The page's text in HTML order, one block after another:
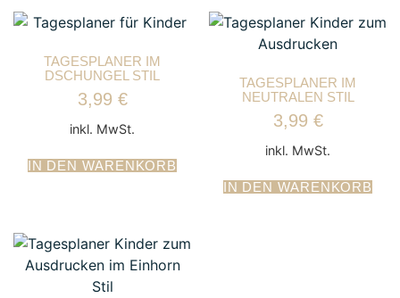
TAGESPLANER IM
DSCHUNGEL STIL
3,99 €
inkl. MwSt.
IN DEN WARENKORB
TAGESPLANER IM
NEUTRALEN STIL
3,99 €
inkl. MwSt.
IN DEN WARENKORB